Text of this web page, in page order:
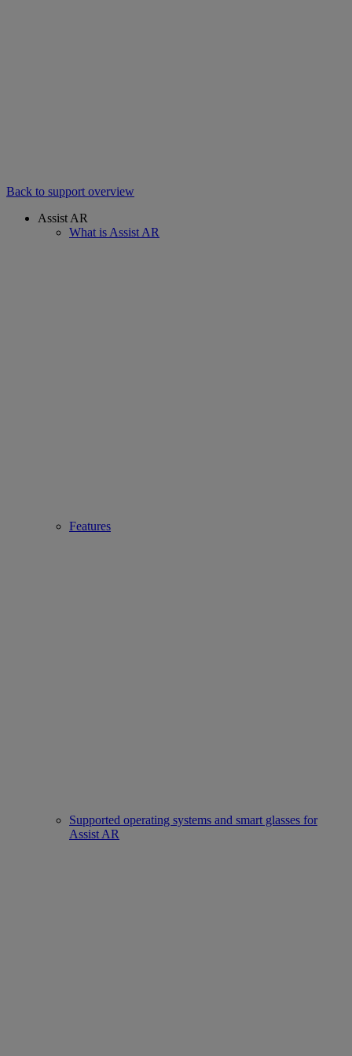
Back to support overview
Assist AR
What is Assist AR
Features
Supported operating systems and smart glasses for
Assist AR